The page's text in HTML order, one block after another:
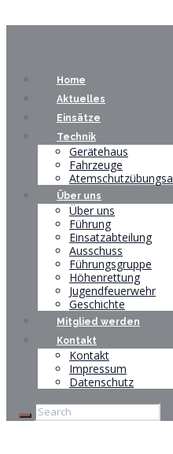
Home
Aktuelles
Einsätze
Technik
Gerätehaus
Fahrzeuge
Über uns
Über uns
Führung
Einsatzabteilung
Ausschuss
Führungsgruppe
Höhenrettung
Jugendfeuerwehr
Geschichte
Mitglied werden
Kontakt
Kontakt
Impressum
Datenschutz